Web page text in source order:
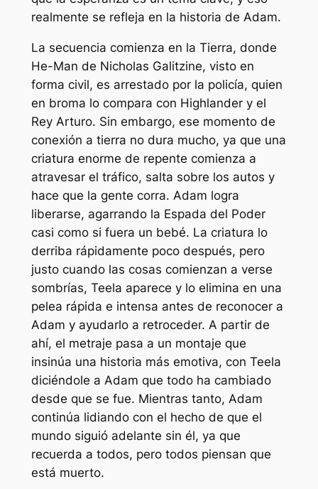
realmente se refleja en la historia de Adam.
La secuencia comienza en la Tierra, donde
He-Man de Nicholas Galitzine, visto en
forma civil, es arrestado por la policía, quien
en broma lo compara con Highlander y el
Rey Arturo. Sin embargo, ese momento de
conexión a tierra no dura mucho, ya que una
criatura enorme de repente comienza a
atravesar el tráfico, salta sobre los autos y
hace que la gente corra. Adam logra
liberarse, agarrando la Espada del Poder
casi como si fuera un bebé. La criatura lo
derriba rápidamente poco después, pero
justo cuando las cosas comienzan a verse
sombrías, Teela aparece y lo elimina en una
pelea rápida e intensa antes de reconocer a
Adam y ayudarlo a retroceder. A partir de
ahí, el metraje pasa a un montaje que
insinúa una historia más emotiva, con Teela
diciéndole a Adam que todo ha cambiado
desde que se fue. Mientras tanto, Adam
continúa lidiando con el hecho de que el
mundo siguió adelante sin él, ya que
recuerda a todos, pero todos piensan que
está muerto.